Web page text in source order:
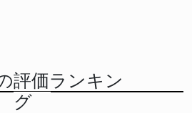
評価ランキン
グ